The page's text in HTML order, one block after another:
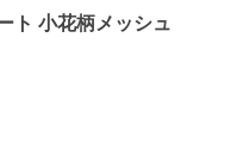
ト 小花柄メッシュ